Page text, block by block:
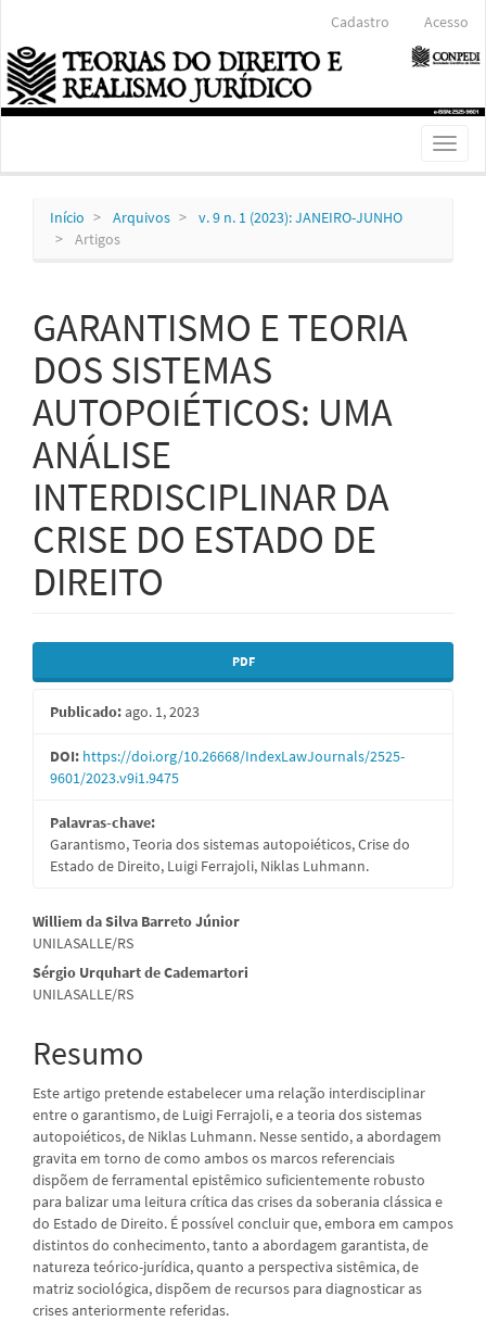
Conteúdo
principal
Barra
Lateral
Cadastro Acesso
Toggle
Início Arquivos
v. 9 n. 1 (2023): JANEIRO-JUNHO
Artigos
GARANTISMO E TEORIA
DOS SISTEMAS
AUTOPOIÉTICOS: UMA
ANÁLISE
INTERDISCIPLINAR DA
CRISE DO ESTADO DE
DIREITO
Barra
lateral
de
artigos
PDF
Publicado:ago. 1, 2023
DOI: https://doi.org/10.26668/IndexLawJournals/2525-
9601/2023.v9i1.9475
Palavras-chave:
Garantismo, Teoria dos sistemas autopoiéticos, Crise do
Estado de Direito, Luigi Ferrajoli, Niklas Luhmann.
Conteúdo
do
artigo
principal
Williem da Silva Barreto Júnior
UNILASALLE/RS
Sérgio Urquhart de Cademartori
UNILASALLE/RS
Resumo
Este artigo pretende estabelecer uma relação interdisciplinar
entre o garantismo, de Luigi Ferrajoli, e a teoria dos sistemas
autopoiéticos, de Niklas Luhmann. Nesse sentido, a abordagem
gravita em torno de como ambos os marcos referenciais
dispõem de ferramental epistêmico suficientemente robusto
para balizar uma leitura crítica das crises da soberania clássica e
do Estado de Direito. É possível concluir que, embora em campos
distintos do conhecimento, tanto a abordagem garantista, de
natureza teórico-jurídica, quanto a perspectiva sistêmica, de
matriz sociológica, dispõem de recursos para diagnosticar as
crises anteriormente referidas.